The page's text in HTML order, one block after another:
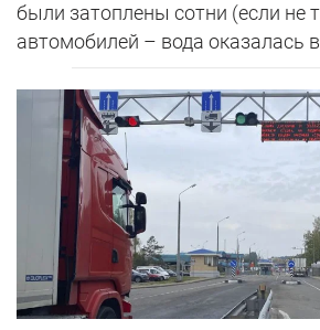
были затоплены сотни (если не
автомобилей – вода оказалась